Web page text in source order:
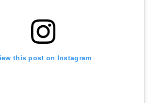
this post on Instagram